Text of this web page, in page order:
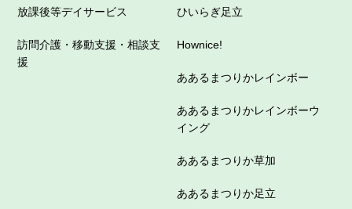
放課後等デイサービス
訪問介護・移動支援・相談支
援
ひいらぎ足立
Hownice!
ああるまつりかレインボー
ああるまつりかレインボーウ
イング
ああるまつりか草加
ああるまつりか足立